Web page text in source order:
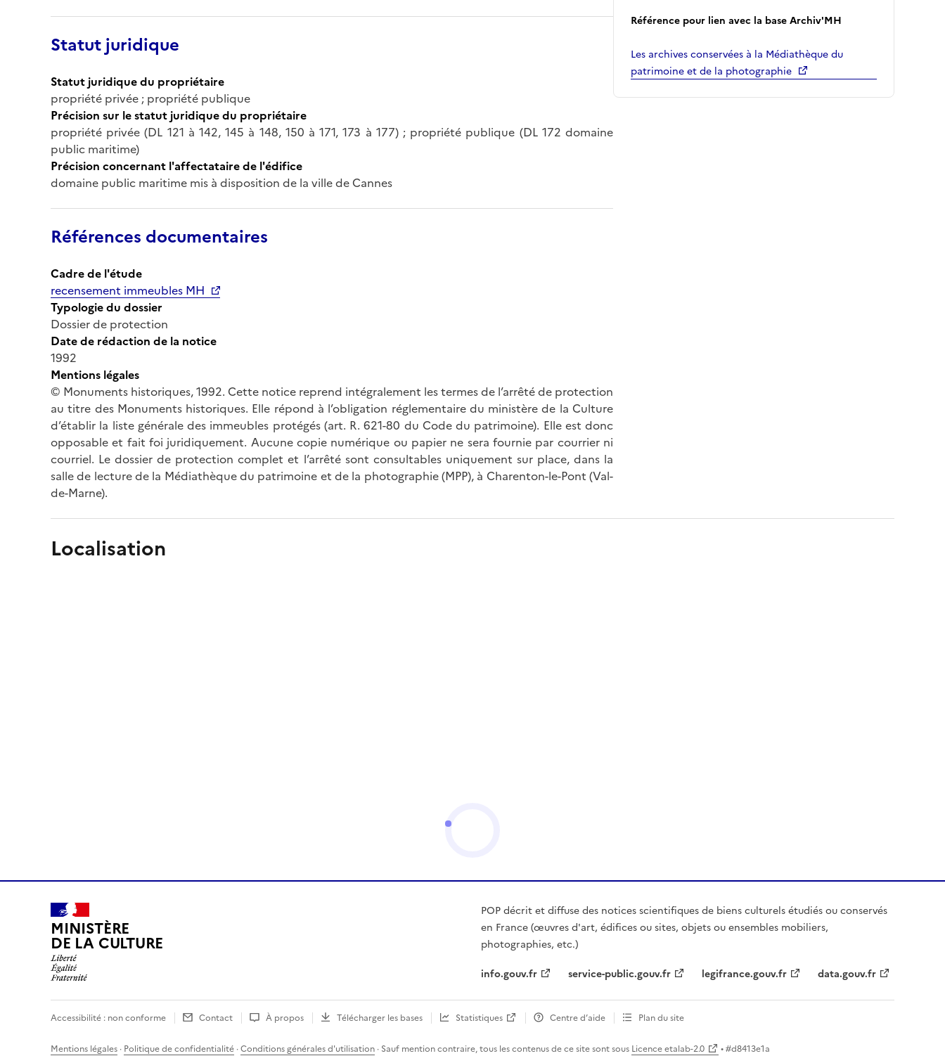
Statut juridique
Statut juridique du propriétaire
propriété privée ; propriété publique
Précision sur le statut juridique du propriétaire
propriété privée (DL 121 à 142, 145 à 148, 150 à 171, 173 à 177) ; propriété publique (DL 172 domaine
public maritime)
Précision concernant l'affectataire de l'édifice
domaine public maritime mis à disposition de la ville de Cannes
Références documentaires
Cadre de l'étude
recensement immeubles MH
Typologie du dossier
Dossier de protection
Date de rédaction de la notice
1992
Mentions légales
© Monuments historiques, 1992. Cette notice reprend intégralement les termes de l’arrêté de protection
au titre des Monuments historiques. Elle répond à l’obligation réglementaire du ministère de la Culture
d’établir la liste générale des immeubles protégés (art. R. 621-80 du Code du patrimoine). Elle est donc
opposable et fait foi juridiquement. Aucune copie numérique ou papier ne sera fournie par courrier ni
courriel. Le dossier de protection complet et l’arrêté sont consultables uniquement sur place, dans la
salle de lecture de la Médiathèque du patrimoine et de la photographie (MPP), à Charenton-le-Pont (Val-
de-Marne).
Référence pour lien avec la base Archiv'MH
Les archives conservées à la Médiathèque du
patrimoine et de la photographie
Localisation
MINISTÈRE
DE LA CULTURE
POP décrit et diffuse des notices scientifiques de biens culturels étudiés ou conservés
en France (œuvres d'art, édifices ou sites, objets ou ensembles mobiliers,
photographies, etc.)
info.gouv.fr
service-public.gouv.fr legifrance.gouv.fr data.gouv.fr
Accessibilité : non conforme Contact À propos Télécharger les bases Statistiques Centre d’aide Plan du site
Mentions légales · Politique de confidentialité ·Conditions générales d'utilisation · Sauf mention contraire, tous les contenus de ce site sont sous Licence etalab-2.0 • #d8413e1a